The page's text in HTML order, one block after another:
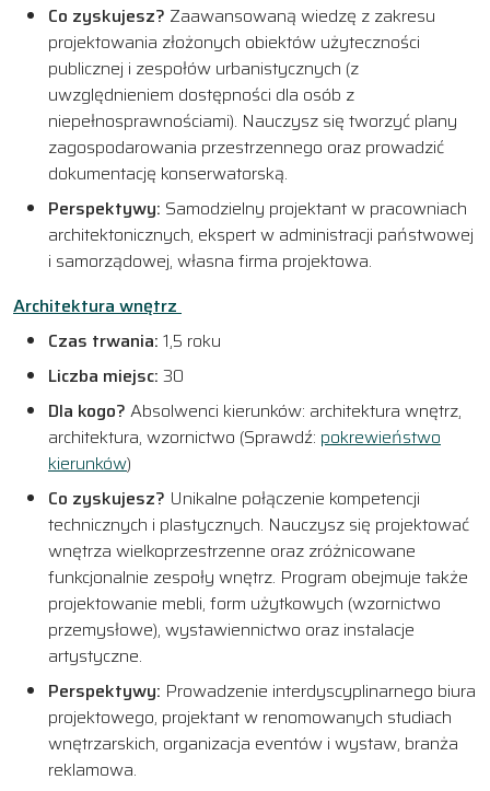
Co zyskujesz? Zaawansowaną wiedzę z zakresu
projektowania złożonych obiektów użyteczności
publicznej i zespołów urbanistycznych (z
uwzględnieniem dostępności dla osób z
niepełnosprawnościami). Nauczysz się tworzyć plany
zagospodarowania przestrzennego oraz prowadzić
dokumentację konserwatorską.
Perspektywy: Samodzielny projektant w pracowniach
architektonicznych, ekspert w administracji państwowej
i samorządowej, własna firma projektowa.
Architektura wnętrz
Czas trwania: 1,5 roku
Liczba miejsc: 30
Dla kogo? Absolwenci kierunków: architektura wnętrz,
architektura, wzornictwo (Sprawdź: pokrewieństwo
kierunków)
Co zyskujesz? Unikalne połączenie kompetencji
technicznych i plastycznych. Nauczysz się projektować
wnętrza wielkoprzestrzenne oraz zróżnicowane
funkcjonalnie zespoły wnętrz. Program obejmuje także
projektowanie mebli, form użytkowych (wzornictwo
przemysłowe), wystawiennictwo oraz instalacje
artystyczne.
Perspektywy: Prowadzenie interdyscyplinarnego biura
projektowego, projektant w renomowanych studiach
wnętrzarskich, organizacja eventów i wystaw, branża
reklamowa.